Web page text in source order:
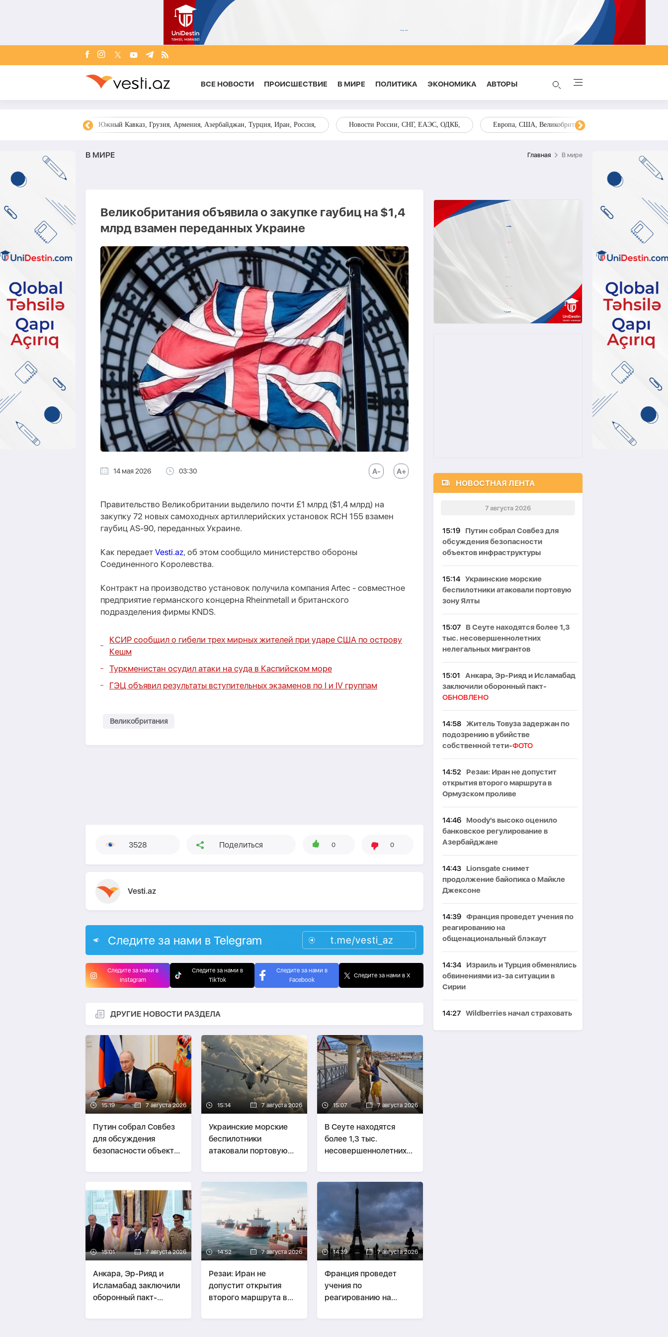
ВСЕ НОВОСТИ ПРОИСШЕСТВИЕ В МИРЕ ПОЛИТИКА ЭКОНОМИКА AВТОРЫ
Южный Кавказ, Грузия, Армения, Азербайджан, Турция, Иран, Россия, Новости России, СНГ, ЕАЭС, ОДКБ, Европа, США, Великобритания, Украина, Запад,
В МИРЕ Главная В мире
Великобритания объявила о закупке гаубиц на $1,4
млрд взамен переданных Украине
14 мая 2026 03:30
Правительство Великобритании выделило почти £1 млрд ($1,4 млрд) на
закупку 72 новых самоходных артиллерийских установок RCH 155 взамен
гаубиц AS-90, переданных Украине.
Как передает Vesti.az, об этом сообщило министерство обороны
Соединенного Королевства.
Контракт на производство установок получила компания Artec - совместное
предприятие германского концерна Rheinmetall и британского
подразделения фирмы KNDS.
КСИР сообщил о гибели трех мирных жителей при ударе США по острову
Кешм
Туркменистан осудил атаки на суда в Каспийском море
ГЭЦ объявил результаты вступительных экзаменов по I и IV группам
Великобритания
3528 Поделиться 0 0
Vesti.az
Следите за нами в Telegram t.me/vesti_az
Следите за нами в
Instagram
Следите за нами в
TikTok
Следите за нами в
Facebook
Следите за нами в X
ДРУГИЕ НОВОСТИ РАЗДЕЛА
15:19 7 августа 2026
Путин собрал Совбез
для обсуждения
безопасности объектов
15:14 7 августа 2026
Украинские морские
беспилотники
атаковали портовую
15:07 7 августа 2026
В Сеуте находятся
более 1,3 тыс.
несовершеннолетних
15:01 7 августа 2026
Анкара, Эр-Рияд и
Исламабад заключили
оборонный пакт-
14:52 7 августа 2026
Резаи: Иран не
допустит открытия
второго маршрута в
14:39 7 августа 2026
Франция проведет
учения по
реагированию на
блэкаут
НОВОСТНАЯ ЛЕНТА
7 августа 2026
15:19
Путин собрал Совбез для
обсуждения безопасности
объектов инфраструктуры
15:14 Украинские морские
беспилотники атаковали портовую
зону Ялты
15:07
В Сеуте находятся более 1,3
тыс. несовершеннолетних
нелегальных мигрантов
15:01
Анкара, Эр-Рияд и Исламабад
заключили оборонный пакт-
ОБНОВЛЕНО
14:58 Житель Товуза задержан по
подозрению в убийстве
собственной тети-ФОТО
14:52
Резаи: Иран не допустит
открытия второго маршрута в
Ормузском проливе
14:46
Moody's высоко оценило
банковское регулирование в
Азербайджане
14:43
Lionsgate снимет
продолжение байопика о Майкле
Джексоне
14:39 Франция проведет учения по
реагированию на
общенациональный блэкаут
14:34
Израиль и Турция обменялись
обвинениями из-за ситуации в
Сирии
14:27 Wildberries начал страховать